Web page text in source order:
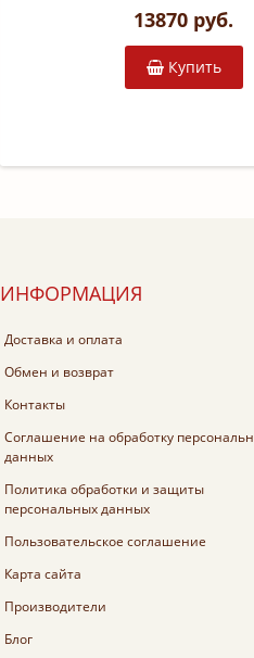
жаккардовый сатин:
13870 руб.
Купить
ИНФОРМАЦИЯ
Доставка и оплата
Обмен и возврат
Контакты
Соглашение на обработку
данных
Политика обработки и защиты
персональных данных
Пользовательское соглашение
Карта сайта
Производители
Блог